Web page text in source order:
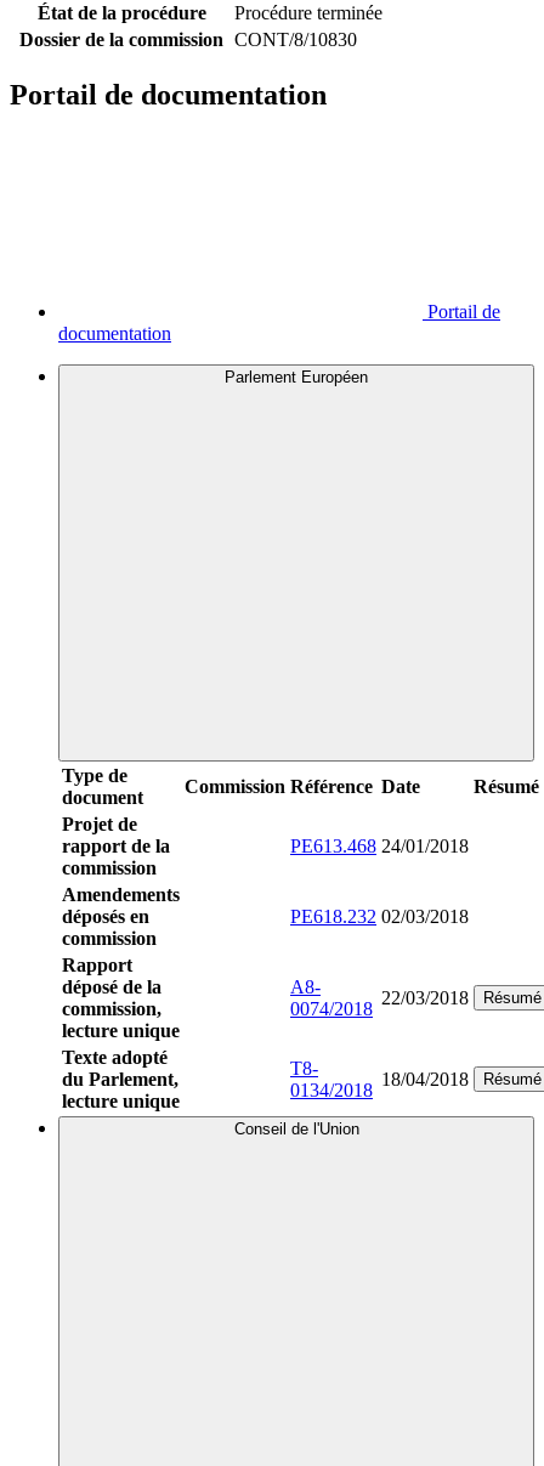
État de la procédure
Procédure terminée
Dossier de la commission CONT/8/10830
Portail de documentation
Portail de
documentation
Parlement Européen
Type de
document
Commission Référence Date
Résumé
Projet de
rapport de la
commission
PE613.468 24/01/2018
Amendements
déposés en
commission
PE618.232 02/03/2018
Rapport
déposé de la
commission,
lecture unique
A8-
0074/2018
22/03/2018 Résumé
Texte adopté
du Parlement,
lecture unique
T8-
0134/2018
18/04/2018 Résumé
Conseil de l'Union